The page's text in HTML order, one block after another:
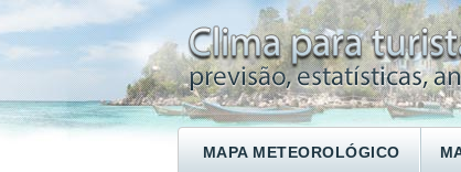
MAPA METEOROLÓGICO